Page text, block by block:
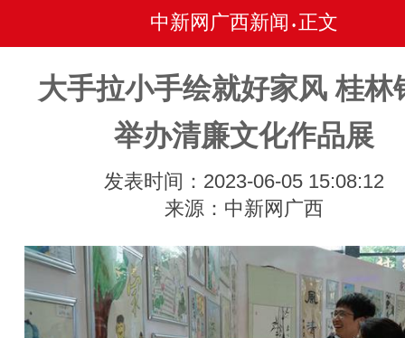
中新网广西新闻 • 正文
大手拉小手绘就好家风 桂林
举办清廉文化作品展
发表时间：2023-06-05 15:08:12
来源：中新网广西